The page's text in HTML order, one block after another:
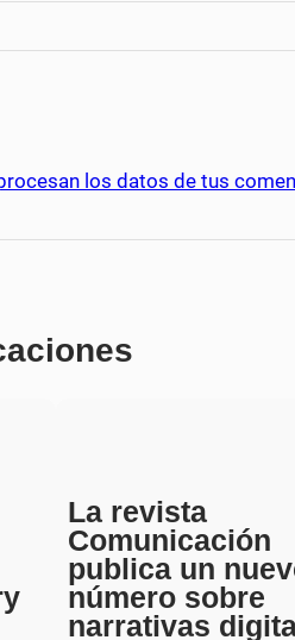
los datos de tus
La revista
Comunicación
publica un
número sobre
narrativas